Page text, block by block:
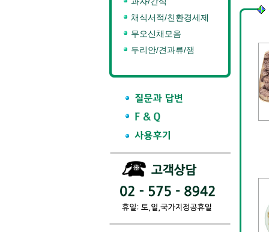
채식서적/친환경세제
무오신채모음
두리안/견과류/잼